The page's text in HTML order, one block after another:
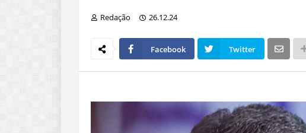
Redação 26.12.24
Facebook Twitter